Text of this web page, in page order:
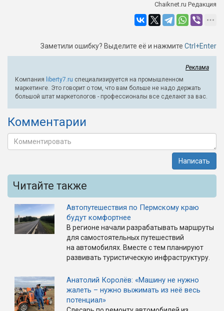
Chaiknet.ru Редакция
Заметили ошибку? Выделите её и нажмите Ctrl+Enter
Реклама
Компания liberty7.ru специализируется на промышленном
маркетинге. Это говорит о том, что вам больше не надо держать
большой штат маркетологов - профессионалы все сделают за вас.
Комментарии
Написать
Читайте также
Автопутешествия по Пермскому краю
будут комфортнее
В регионе начали разрабатывать маршруты
для самостоятельных путешествий
на автомобилях. Вместе с тем планируют
развивать туристическую инфраструктуру.
Анатолий Королёв: «Машину не нужно
жалеть – нужно выжимать из неё весь
потенциал»